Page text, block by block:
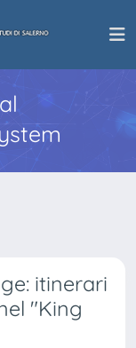
itinerari
"King